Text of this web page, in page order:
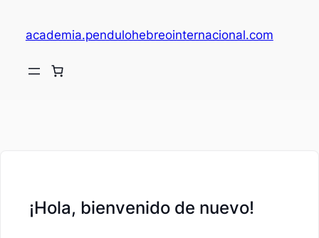
academia.pendulohebreointernacional.com
¡Hola, bienvenido de nuevo!